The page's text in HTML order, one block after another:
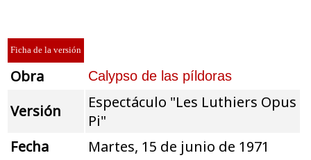
Ficha de la versión
Obra Calypso de las píldoras
Versión
Espectáculo "Les Luthiers Opus
Pi"
Fecha
Martes, 15 de junio de 1971